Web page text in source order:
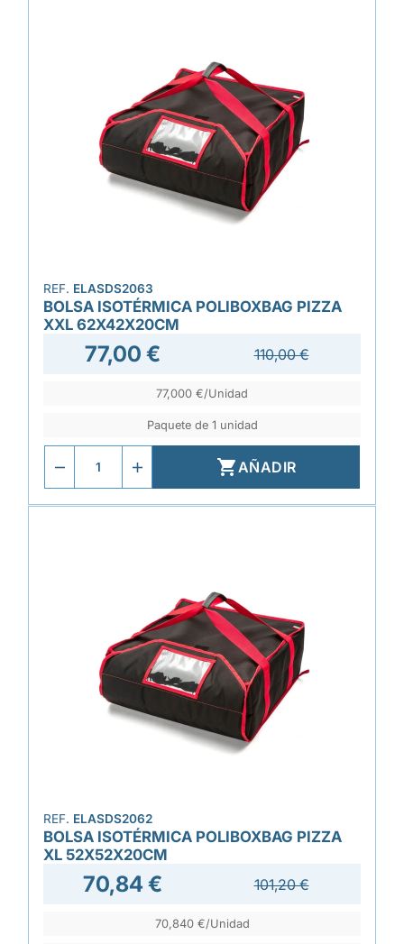
REF. ELASDS2063
BOLSA ISOTÉRMICA POLIBOXBAG PIZZA
XXL 62X42X20CM
77,00 € 110,00 €
77,000 €/Unidad
Paquete de 1 unidad
AÑADIR
REF. ELASDS2062
BOLSA ISOTÉRMICA POLIBOXBAG PIZZA
XL 52X52X20CM
70,84 € 101,20 €
70,840 €/Unidad